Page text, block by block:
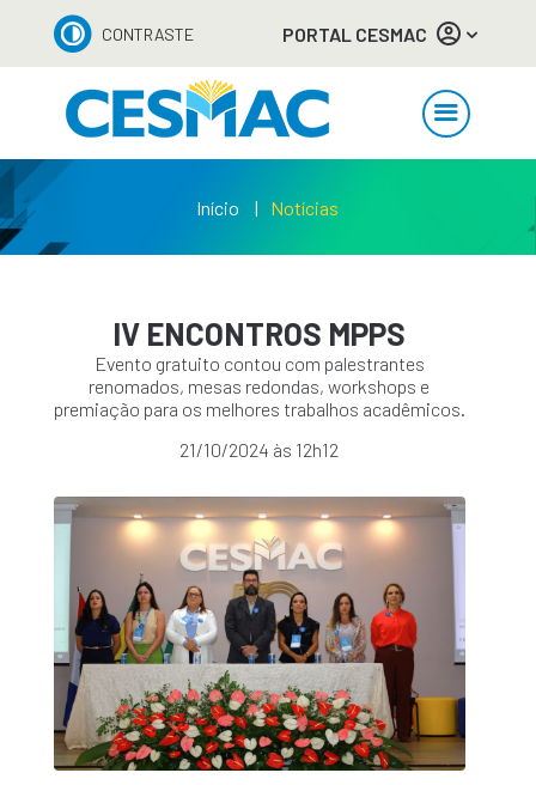
CONTRASTE PORTAL CESMAC
Início Notícias
IV ENCONTROS MPPS
Evento gratuito contou com palestrantes
renomados, mesas redondas, workshops e
premiação para os melhores trabalhos acadêmicos.
21/10/2024 às 12h12